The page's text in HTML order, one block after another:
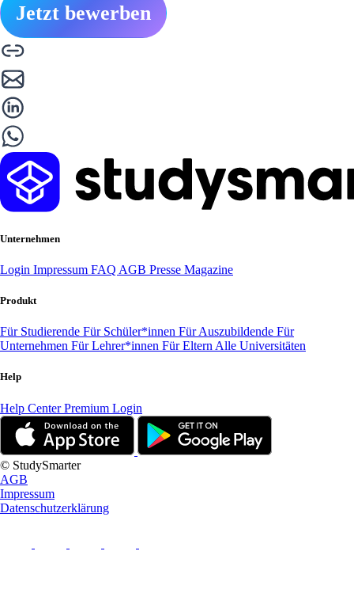
Jetzt bewerben
Unternehmen
Login Impressum FAQ AGB Presse Magazine
Produkt
Für Studierende Für Schüler*innen Für Auszubildende Für
Unternehmen Für Lehrer*innen Für Eltern Alle Universitäten
Help
Help CenterPremium Login
© StudySmarter
AGB
Impressum
Datenschutzerklärung